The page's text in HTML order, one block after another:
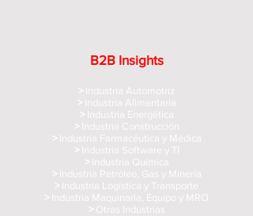
B2B Insights
> Industria Automotriz
>Industria Alimentaria
> Industria Energética
> Industria Construcción
> Industria Farmacéutica y Médica
> Industria Software y TI
> Industria Química
> Industria Petróleo, Gas y Minería
> Industria Logística y Transporte
> Industria Maquinaria, Equipo y MRO
> Otras Industrias